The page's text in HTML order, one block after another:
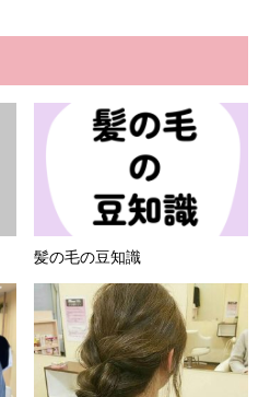
髪の毛の豆知識